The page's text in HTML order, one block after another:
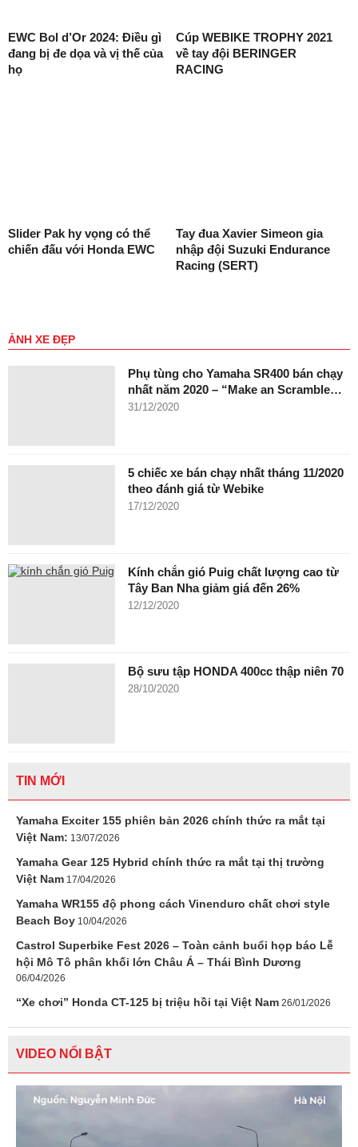
EWC Bol d’Or 2024: Điều gì
đang bị đe dọa và vị thế của
họ
Cúp WEBIKE TROPHY 2021
về tay đội BERINGER
RACING
Slider Pak hy vọng có thể
chiến đấu với Honda EWC
Tay đua Xavier Simeon gia
nhập đội Suzuki Endurance
Racing (SERT)
ẢNH XE ĐẸP
Phụ tùng cho Yamaha SR400 bán chạy
nhất năm 2020 – “Make an Scramble…
31/12/2020
5 chiếc xe bán chạy nhất tháng 11/2020
theo đánh giá từ Webike
17/12/2020
Kính chắn gió Puig chất lượng cao từ
Tây Ban Nha giảm giá đến 26%
12/12/2020
Bộ sưu tập HONDA 400cc thập niên 70
28/10/2020
TIN MỚI
Yamaha Exciter 155 phiên bản 2026 chính thức ra mắt tại
Việt Nam: 13/07/2026
Yamaha Gear 125 Hybrid chính thức ra mắt tại thị trường
Việt Nam 17/04/2026
Yamaha WR155 độ phong cách Vinenduro chất chơi style
Beach Boy 10/04/2026
Castrol Superbike Fest 2026 – Toàn cảnh buổi họp báo Lễ
hội Mô Tô phân khối lớn Châu Á – Thái Bình Dương
06/04/2026
“Xe chơi” Honda CT-125 bị triệu hồi tại Việt Nam 26/01/2026
VIDEO NỔI BẬT